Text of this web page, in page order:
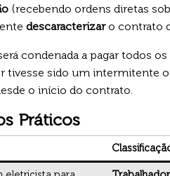
(recebendo ordens diretas
descaracterizaro contrato
condenada a pagar todos
tivesse sido um intermitente
o início do contrato.
Práticos